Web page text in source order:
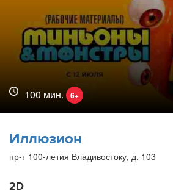
100 мин. 6+
Иллюзион
пр-т 100-летия Владивостоку, д. 103
2D